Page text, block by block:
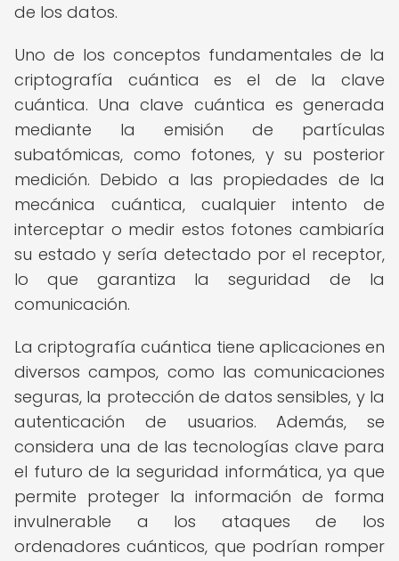
de los datos.
Uno de los conceptos fundamentales de la
criptografía cuántica es el de la clave
cuántica. Una clave cuántica es generada
mediante la emisión de partículas
subatómicas, como fotones, y su posterior
medición. Debido a las propiedades de la
mecánica cuántica, cualquier intento de
interceptar o medir estos fotones cambiaría
su estado y sería detectado por el receptor,
lo que garantiza la seguridad de la
comunicación.
La criptografía cuántica tiene aplicaciones en
diversos campos, como las comunicaciones
seguras, la protección de datos sensibles, y la
autenticación de usuarios. Además, se
considera una de las tecnologías clave para
el futuro de la seguridad informática, ya que
permite proteger la información de forma
invulnerable a los ataques de los
ordenadores cuánticos, que podrían romper